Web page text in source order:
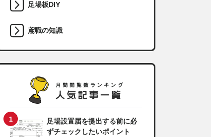
足場板DIY
鳶職の知識
足場設置届を提出する前に必
ずチェックしたいポイント